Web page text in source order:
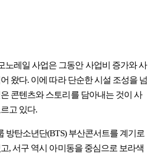
노레일 사업은 그동안 사업비 증가와 사
왔다. 이에 따라 단순한 시설 조성을 넘
콘텐츠와 스토리를 담아내는 것이 사
고 있다.
방탄소년단(BTS) 부산콘서트를 계기로
, 서구 역시 아미동을 중심으로 보라색